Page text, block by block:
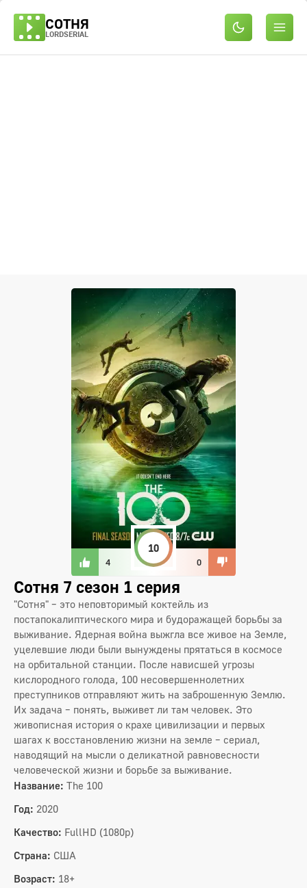
СОТНЯ
LORDSERIAL
4
10
0
Сотня 7 сезон 1 серия
"Сотня" – это неповторимый коктейль из
постапокалиптического мира и будоражащей борьбы за
выживание. Ядерная война выжгла все живое на Земле,
уцелевшие люди были вынуждены прятаться в космосе
на орбитальной станции. После нависшей угрозы
кислородного голода, 100 несовершеннолетних
преступников отправляют жить на заброшенную Землю.
Их задача – понять, выживет ли там человек. Это
живописная история о крахе цивилизации и первых
шагах к восстановлению жизни на земле – сериал,
наводящий на мысли о деликатной равновесности
человеческой жизни и борьбе за выживание.
Название: The 100
Год: 2020
Качество: FullHD (1080p)
Страна: США
Возраст: 18+